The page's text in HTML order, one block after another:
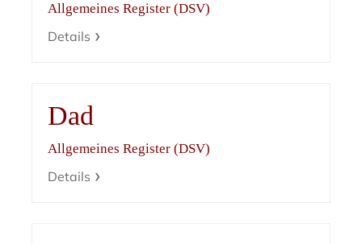
Allgemeines Register (DSV)
Details
Dad
Allgemeines Register (DSV)
Details